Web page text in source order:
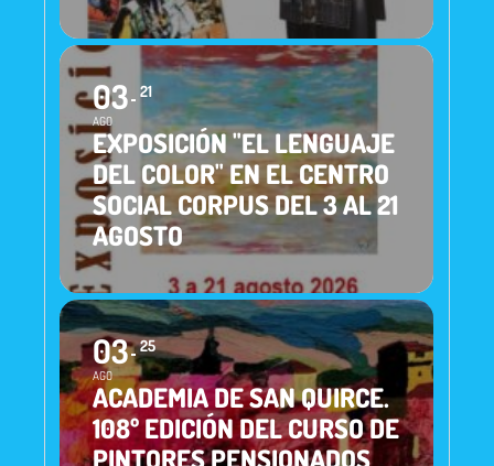
03
AGO
21
EXPOSICIÓN "EL LENGUAJE
DEL COLOR" EN EL CENTRO
SOCIAL CORPUS DEL 3 AL 21
AGOSTO
03
AGO
25
ACADEMIA DE SAN QUIRCE.
108º EDICIÓN DEL CURSO DE